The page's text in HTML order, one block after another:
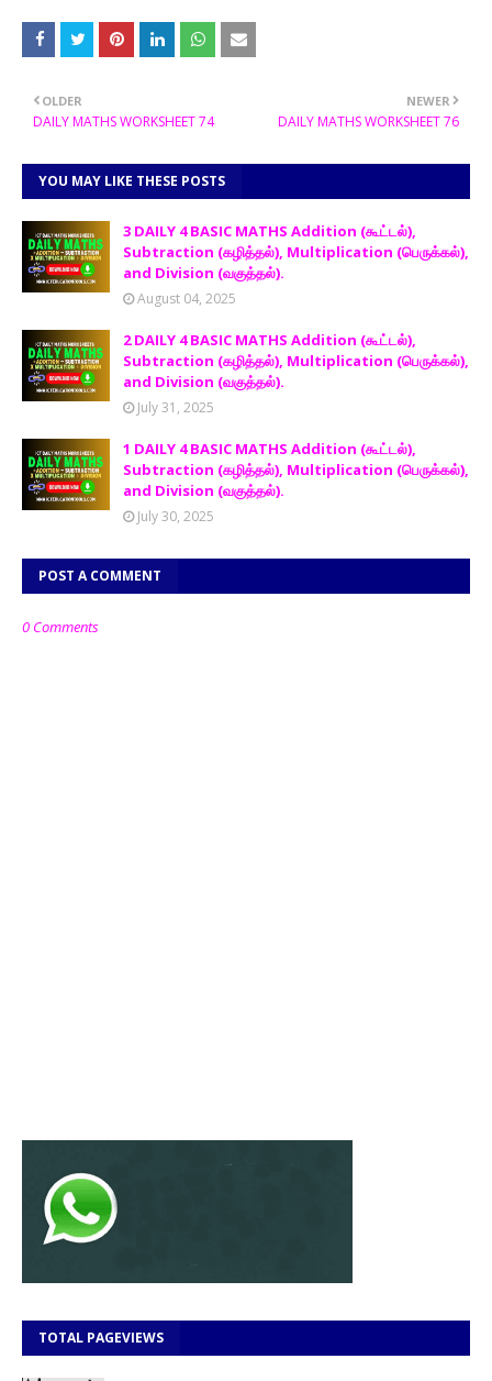
NEWER
DAILY MATHS WORKSHEET 76
OLDER
DAILY MATHS WORKSHEET 74
YOU MAY LIKE THESE POSTS
3 DAILY 4 BASIC MATHS Addition (கூட்டல்),
Subtraction (கழித்தல்), Multiplication (பெருக்கல்),
and Division (வகுத்தல்).
August 04, 2025
2 DAILY 4 BASIC MATHS Addition (கூட்டல்),
Subtraction (கழித்தல்), Multiplication (பெருக்கல்),
and Division (வகுத்தல்).
July 31, 2025
1 DAILY 4 BASIC MATHS Addition (கூட்டல்),
Subtraction (கழித்தல்), Multiplication (பெருக்கல்),
and Division (வகுத்தல்).
July 30, 2025
POST A COMMENT
0 Comments
TOTAL PAGEVIEWS